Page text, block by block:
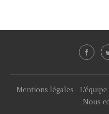
Mentions légales L’équipe
Nous